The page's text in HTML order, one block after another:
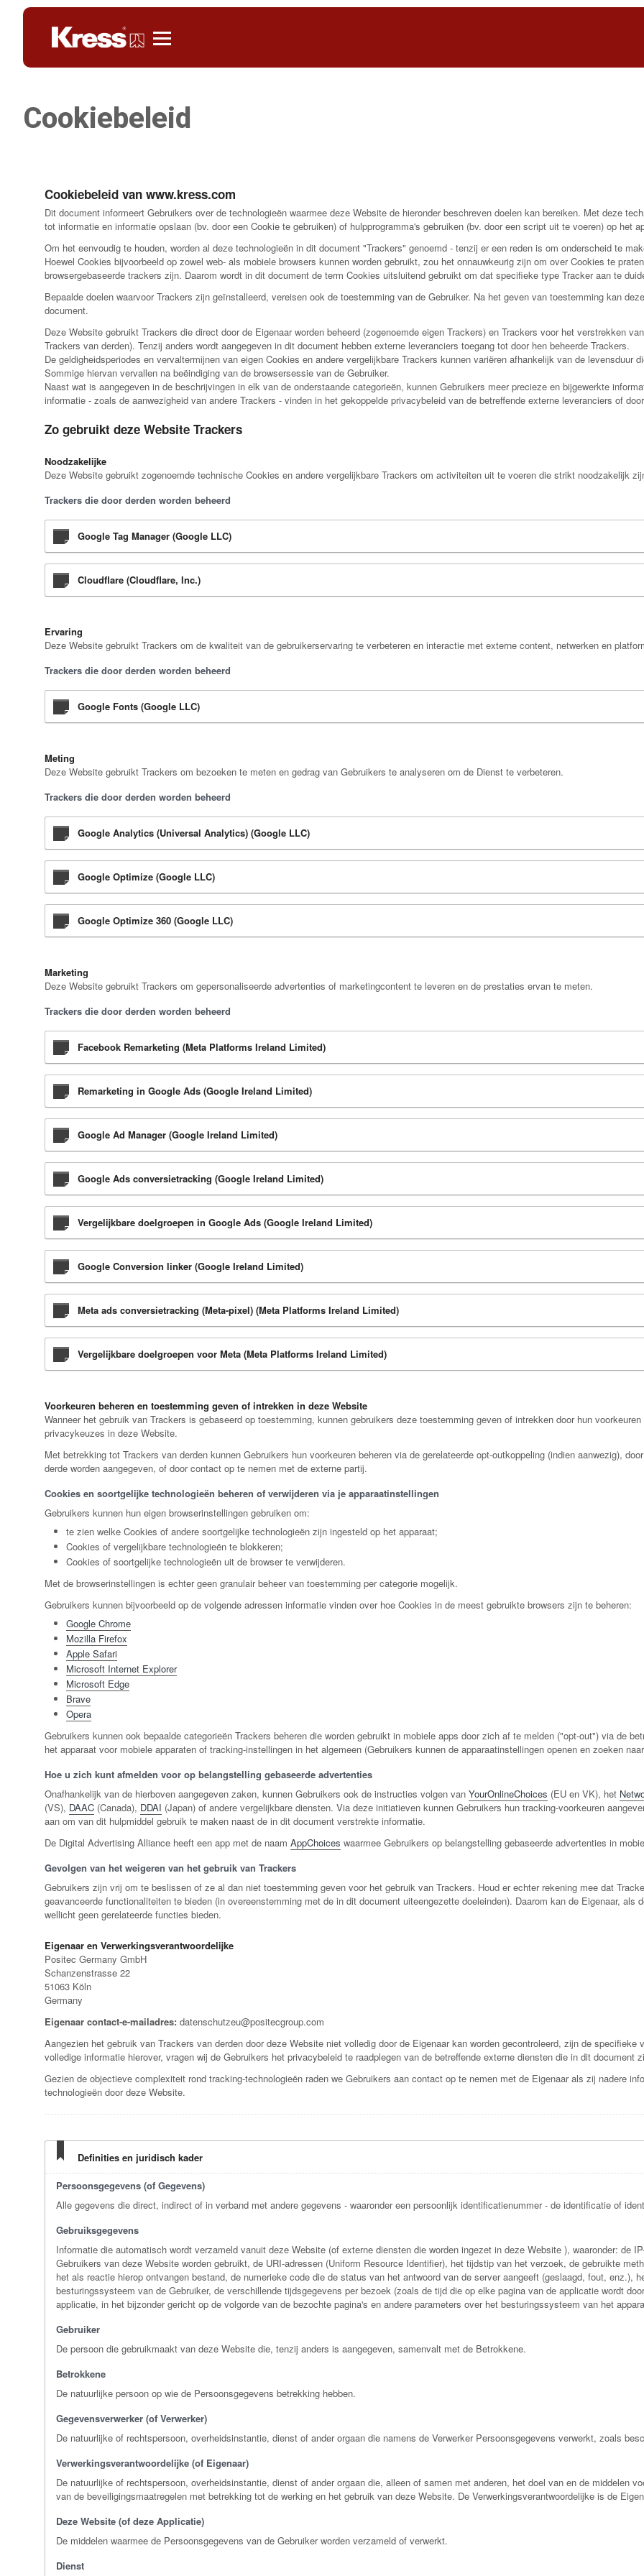
Cookiebeleid
Cookiebeleid van www.kress.com
Dit document informeert Gebruikers over de technologieën waarmee deze Website de hieronder beschreven doelen kan bereiken. Met deze
tot informatie en informatie opslaan (bv. door een Cookie te gebruiken) of hulpprogramma's gebruiken (bv. door een script uit te voeren) op het
Om het eenvoudig te houden, worden al deze technologieën in dit document "Trackers" genoemd - tenzij er een reden is om onderscheid te
Hoewel Cookies bijvoorbeeld op zowel web- als mobiele browsers kunnen worden gebruikt, zou het onnauwkeurig zijn om over Cookies te
browsergebaseerde trackers zijn. Daarom wordt in dit document de term Cookies uitsluitend gebruikt om dat specifieke type Tracker aan te
Bepaalde doelen waarvoor Trackers zijn geïnstalleerd, vereisen ook de toestemming van de Gebruiker. Na het geven van toestemming kan
document.
Deze Website gebruikt Trackers die direct door de Eigenaar worden beheerd (zogenoemde eigen Trackers) en Trackers voor het verstrekken
Trackers van derden). Tenzij anders wordt aangegeven in dit document hebben externe leveranciers toegang tot door hen beheerde Trackers.
De geldigheidsperiodes en vervaltermijnen van eigen Cookies en andere vergelijkbare Trackers kunnen variëren afhankelijk van de levensduur
Sommige hiervan vervallen na beëindiging van de browsersessie van de Gebruiker.
Naast wat is aangegeven in de beschrijvingen in elk van de onderstaande categorieën, kunnen Gebruikers meer precieze en bijgewerkte
informatie - zoals de aanwezigheid van andere Trackers - vinden in het gekoppelde privacybeleid van de betreffende externe leveranciers of
Zo gebruikt deze Website Trackers
Noodzakelijke
Deze Website gebruikt zogenoemde technische Cookies en andere vergelijkbare Trackers om activiteiten uit te voeren die strikt noodzakelijk
Trackers die door derden worden beheerd
Google Tag Manager (Google LLC)
Cloudflare (Cloudflare, Inc.)
Ervaring
Deze Website gebruikt Trackers om de kwaliteit van de gebruikerservaring te verbeteren en interactie met externe content, netwerken en
Trackers die door derden worden beheerd
Google Fonts (Google LLC)
Meting
Deze Website gebruikt Trackers om bezoeken te meten en gedrag van Gebruikers te analyseren om de Dienst te verbeteren.
Trackers die door derden worden beheerd
Google Analytics (Universal Analytics) (Google LLC)
Google Optimize (Google LLC)
Google Optimize 360 (Google LLC)
Marketing
Deze Website gebruikt Trackers om gepersonaliseerde advertenties of marketingcontent te leveren en de prestaties ervan te meten.
Trackers die door derden worden beheerd
Facebook Remarketing (Meta Platforms Ireland Limited)
Remarketing in Google Ads (Google Ireland Limited)
Google Ad Manager (Google Ireland Limited)
Google Ads conversietracking (Google Ireland Limited)
Vergelijkbare doelgroepen in Google Ads (Google Ireland Limited)
Google Conversion linker (Google Ireland Limited)
Meta ads conversietracking (Meta-pixel) (Meta Platforms Ireland Limited)
Vergelijkbare doelgroepen voor Meta (Meta Platforms Ireland Limited)
Voorkeuren beheren en toestemming geven of intrekken in deze Website
Wanneer het gebruik van Trackers is gebaseerd op toestemming, kunnen gebruikers deze toestemming geven of intrekken door hun
privacykeuzes in deze Website.
Met betrekking tot Trackers van derden kunnen Gebruikers hun voorkeuren beheren via de gerelateerde opt-outkoppeling (indien aanwezig),
derde worden aangegeven, of door contact op te nemen met de externe partij.
Cookies en soortgelijke technologieën beheren of verwijderen via je apparaatinstellingen
Gebruikers kunnen hun eigen browserinstellingen gebruiken om:
te zien welke Cookies of andere soortgelijke technologieën zijn ingesteld op het apparaat;
Cookies of vergelijkbare technologieën te blokkeren;
Cookies of soortgelijke technologieën uit de browser te verwijderen.
Met de browserinstellingen is echter geen granulair beheer van toestemming per categorie mogelijk.
Gebruikers kunnen bijvoorbeeld op de volgende adressen informatie vinden over hoe Cookies in de meest gebruikte browsers zijn te beheren:
Google Chrome
Mozilla Firefox
Apple Safari
Microsoft Internet Explorer
Microsoft Edge
Brave
Opera
Gebruikers kunnen ook bepaalde categorieën Trackers beheren die worden gebruikt in mobiele apps door zich af te melden ("opt-out") via de
het apparaat voor mobiele apparaten of tracking-instellingen in het algemeen (Gebruikers kunnen de apparaatinstellingen openen en zoeken
Hoe u zich kunt afmelden voor op belangstelling gebaseerde advertenties
Onafhankelijk van de hierboven aangegeven zaken, kunnen Gebruikers ook de instructies volgen van YourOnlineChoices (EU en VK), het
(VS), DAAC (Canada), DDAI (Japan) of andere vergelijkbare diensten. Via deze initiatieven kunnen Gebruikers hun tracking-voorkeuren
aan om van dit hulpmiddel gebruik te maken naast de in dit document verstrekte informatie.
De Digital Advertising Alliance heeft een app met de naam AppChoices waarmee Gebruikers op belangstelling gebaseerde advertenties in
Gevolgen van het weigeren van het gebruik van Trackers
Gebruikers zijn vrij om te beslissen of ze al dan niet toestemming geven voor het gebruik van Trackers. Houd er echter rekening mee dat
geavanceerde functionaliteiten te bieden (in overeenstemming met de in dit document uiteengezette doeleinden). Daarom kan de Eigenaar,
wellicht geen gerelateerde functies bieden.
Eigenaar en Verwerkingsverantwoordelijke
Positec Germany GmbH
Schanzenstrasse 22
51063 Köln
Germany
Eigenaar contact-e-mailadres: datenschutzeu@positecgroup.com
Aangezien het gebruik van Trackers van derden door deze Website niet volledig door de Eigenaar kan worden gecontroleerd, zijn de
volledige informatie hierover, vragen wij de Gebruikers het privacybeleid te raadplegen van de betreffende externe diensten die in dit document
Gezien de objectieve complexiteit rond tracking-technologieën raden we Gebruikers aan contact op te nemen met de Eigenaar als zij nadere
technologieën door deze Website.
Definities en juridisch kader
Persoonsgegevens (of Gegevens)
Alle gegevens die direct, indirect of in verband met andere gegevens - waaronder een persoonlijk identificatienummer - de identificatie of
Gebruiksgegevens
Informatie die automatisch wordt verzameld vanuit deze Website (of externe diensten die worden ingezet in deze Website ), waaronder: de
Gebruikers van deze Website worden gebruikt, de URI-adressen (Uniform Resource Identifier), het tijdstip van het verzoek, de gebruikte
het als reactie hierop ontvangen bestand, de numerieke code die de status van het antwoord van de server aangeeft (geslaagd, fout, enz.),
besturingssysteem van de Gebruiker, de verschillende tijdsgegevens per bezoek (zoals de tijd die op elke pagina van de applicatie wordt
applicatie, in het bijzonder gericht op de volgorde van de bezochte pagina's en andere parameters over het besturingssysteem van het
Gebruiker
De persoon die gebruikmaakt van deze Website die, tenzij anders is aangegeven, samenvalt met de Betrokkene.
Betrokkene
De natuurlijke persoon op wie de Persoonsgegevens betrekking hebben.
Gegevensverwerker (of Verwerker)
De natuurlijke of rechtspersoon, overheidsinstantie, dienst of ander orgaan die namens de Verwerker Persoonsgegevens verwerkt, zoals
Verwerkingsverantwoordelijke (of Eigenaar)
De natuurlijke of rechtspersoon, overheidsinstantie, dienst of ander orgaan die, alleen of samen met anderen, het doel van en de middelen
van de beveiligingsmaatregelen met betrekking tot de werking en het gebruik van deze Website. De Verwerkingsverantwoordelijke is de
Deze Website (of deze Applicatie)
De middelen waarmee de Persoonsgegevens van de Gebruiker worden verzameld of verwerkt.
Dienst